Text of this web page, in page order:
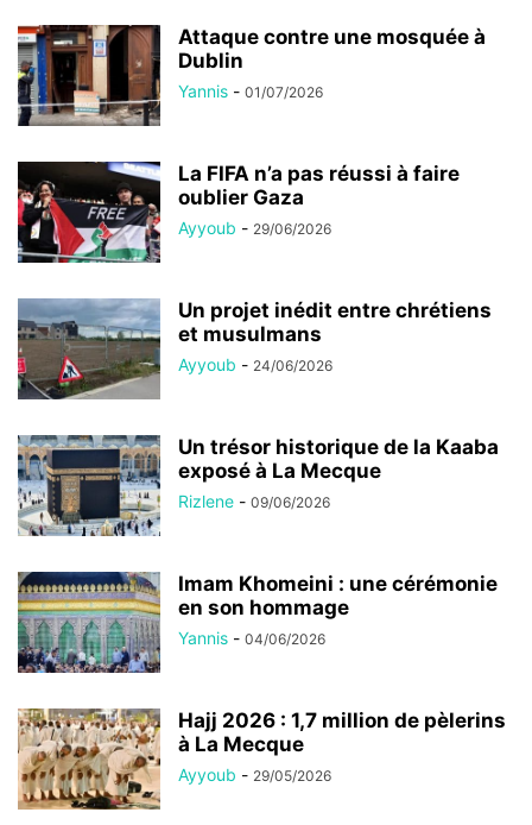
Attaque contre une mosquée à
Dublin
Yannis - 01/07/2026
La FIFA n’a pas réussi à faire
oublier Gaza
Ayyoub - 29/06/2026
Un projet inédit entre chrétiens
et musulmans
Ayyoub - 24/06/2026
Un trésor historique de la Kaaba
exposé à La Mecque
Rizlene - 09/06/2026
Imam Khomeini : une cérémonie
en son hommage
Yannis - 04/06/2026
Hajj 2026 : 1,7 million de pèlerins
à La Mecque
Ayyoub - 29/05/2026